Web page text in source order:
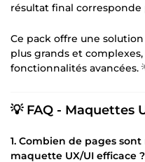
résultat final
Ce pack offre une
plus grands et
fonctionnalités avancées.
💡 FAQ - Maquettes
1. Combien de pages
maquette UX/UI efficace ?